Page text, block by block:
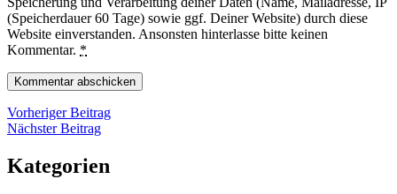
(Speicherdauer 60 Tage) sowie ggf. Deiner Website) durch diese
Website einverstanden. Ansonsten hinterlasse bitte keinen
Kommentar. *
Beitragsnavigation
Vorheriger BeitragVorheriger
Nächster BeitragNächster
Kategorien